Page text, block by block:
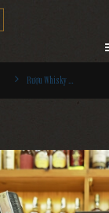
Rượu Whisky Bowmore 18YO